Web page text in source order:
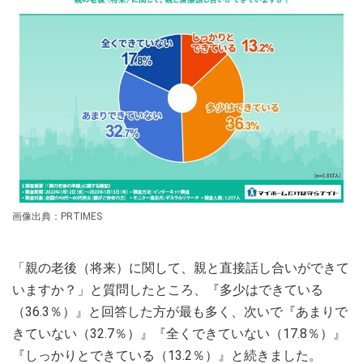
画像出典：PRTIMES
「親の老後（将来）に関して、親と直接話し合いができて
いますか？」と質問したところ、『多少はできている
（36.3％）』と回答した方が最も多く、次いで『あまりで
きていない（32.7％）』『全くできていない（17.8％）』
『しっかりとできている（13.2％）』と続きました。